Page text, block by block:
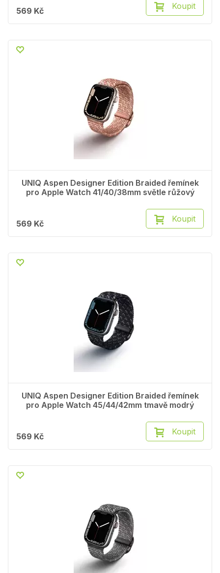
569 Kč Koupit
UNIQ Aspen Designer Edition Braided řemínek
pro Apple Watch 41/40/38mm světle růžový
569 Kč Koupit
UNIQ Aspen Designer Edition Braided řemínek
pro Apple Watch 45/44/42mm tmavě modrý
569 Kč Koupit